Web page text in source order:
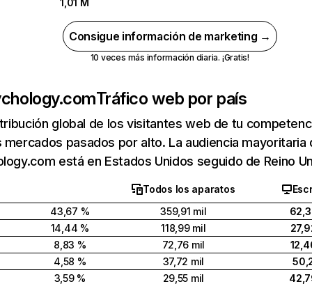
1,01 M
Consigue información de marketing →
10 veces más información diaria. ¡Gratis!
Tráfico web por país
global de los visitantes web de tu
pasados por alto. La audiencia mayoritaria
está en Estados Unidos seguido de Reino
Todos los aparatos
43,67 %
359,91 mil
14,44 %
118,99 mil
8,83 %
72,76 mil
4,58 %
37,72 mil
3,59 %
29,55 mil